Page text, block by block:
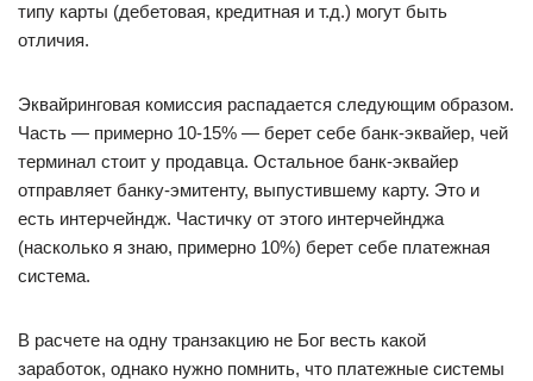
типу карты (дебетовая, кредитная и т.д.) могут быть
отличия.
Эквайринговая комиссия распадается следующим образом.
Часть — примерно 10-15% — берет себе банк-эквайер, чей
терминал стоит у продавца. Остальное банк-эквайер
отправляет банку-эмитенту, выпустившему карту. Это и
есть интерчейндж. Частичку от этого интерчейнджа
(насколько я знаю, примерно 10%) берет себе платежная
система.
В расчете на одну транзакцию не Бог весть какой
заработок, однако нужно помнить, что платежные системы